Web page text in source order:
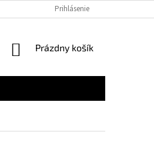
Prihlásenie
NÁKUPNÝ
Prázdny košík